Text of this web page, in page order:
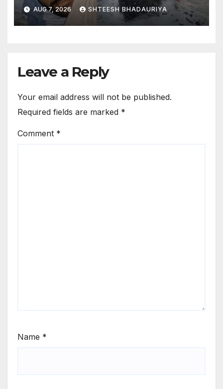
सूचना; बैरक में नहीं है टीवी – Umar
Remained Unaware Of His
Brother Aban Ahmed Death
Reasons
AUG 7, 2026 SHTEESH BHADAURIYA
Leave a Reply
Your email address will not be published.
Required fields are marked *
Comment *
Name *